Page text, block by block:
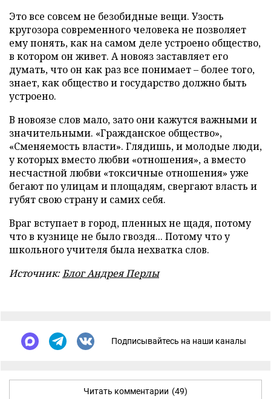
Это все совсем не безобидные вещи. Узость
кругозора современного человека не позволяет
ему понять, как на самом деле устроено общество,
в котором он живет. А новояз заставляет его
думать, что он как раз все понимает – более того,
знает, как общество и государство должно быть
устроено.
В новоязе слов мало, зато они кажутся важными и
значительными. «Гражданское общество»,
«Сменяемость власти». Глядишь, и молодые люди,
у которых вместо любви «отношения», а вместо
несчастной любви «токсичные отношения» уже
бегают по улицам и площадям, свергают власть и
губят свою страну и самих себя.
Враг вступает в город, пленных не щадя, потому
что в кузнице не было гвоздя... Потому что у
школьного учителя была нехватка слов.
Источник:Блог Андрея Перлы
Подписывайтесь на наши каналы
Читать комментарии (49)